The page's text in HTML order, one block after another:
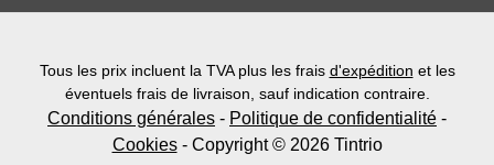
Tous les prix incluent la TVA plus les frais d'expédition et les
éventuels frais de livraison, sauf indication contraire.
Conditions générales - Politique de confidentialité -
Cookies- Copyright © 2026 Tintrio